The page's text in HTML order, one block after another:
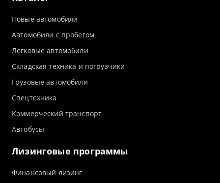
Новые автомобили
Автомобили с пробегом
Легковые автомобили
Складская техника и погрузчики
Грузовые автомобили
Спецтехника
Коммерческий транспорт
Автобусы
Лизинговые программы
Финансовый лизинг